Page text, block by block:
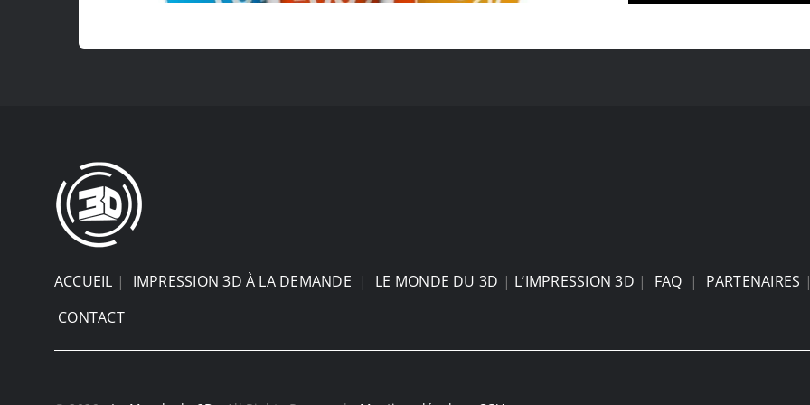
ACCUEIL | IMPRESSION 3D À LA DEMANDE | LE MONDE DU 3D | L’IMPRESSION 3D | FAQ | PARTENAIRES
CONTACT